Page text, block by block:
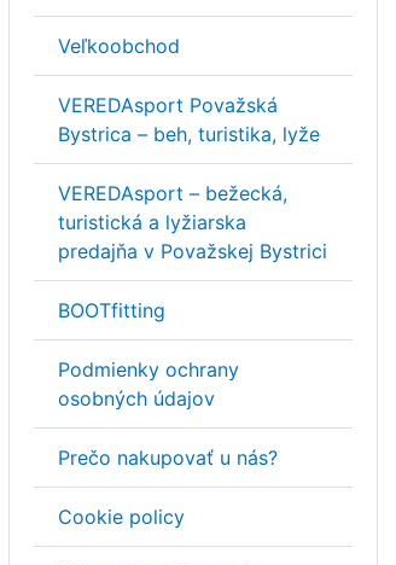
Veľkoobchod
VEREDAsport Považská
Bystrica – beh, turistika, lyže
VEREDAsport – bežecká,
turistická a lyžiarska
predajňa v Považskej Bystrici
BOOTfitting
Podmienky ochrany
osobných údajov
Prečo nakupovať u nás?
Cookie policy